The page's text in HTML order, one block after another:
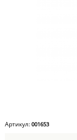
Артикул: 001653